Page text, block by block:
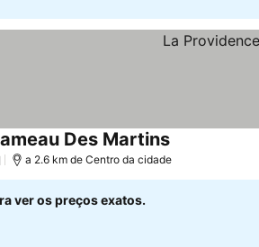
Des MartinsVer preços
a 2.6 km de Centro da cidade
ver os preços exatos.